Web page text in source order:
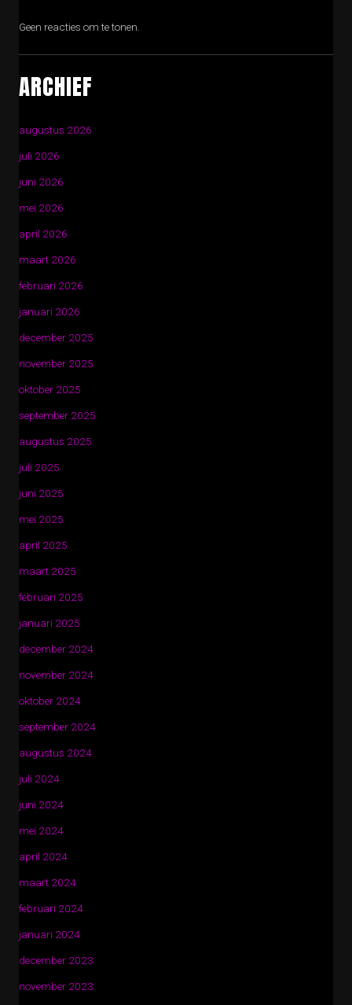
Geen reacties om te tonen.
ARCHIEF
augustus 2026
juli 2026
juni 2026
mei 2026
april 2026
maart 2026
februari 2026
januari 2026
december 2025
november 2025
oktober 2025
september 2025
augustus 2025
juli 2025
juni 2025
mei 2025
april 2025
maart 2025
februari 2025
januari 2025
december 2024
november 2024
oktober 2024
september 2024
augustus 2024
juli 2024
juni 2024
mei 2024
april 2024
maart 2024
februari 2024
januari 2024
december 2023
november 2023